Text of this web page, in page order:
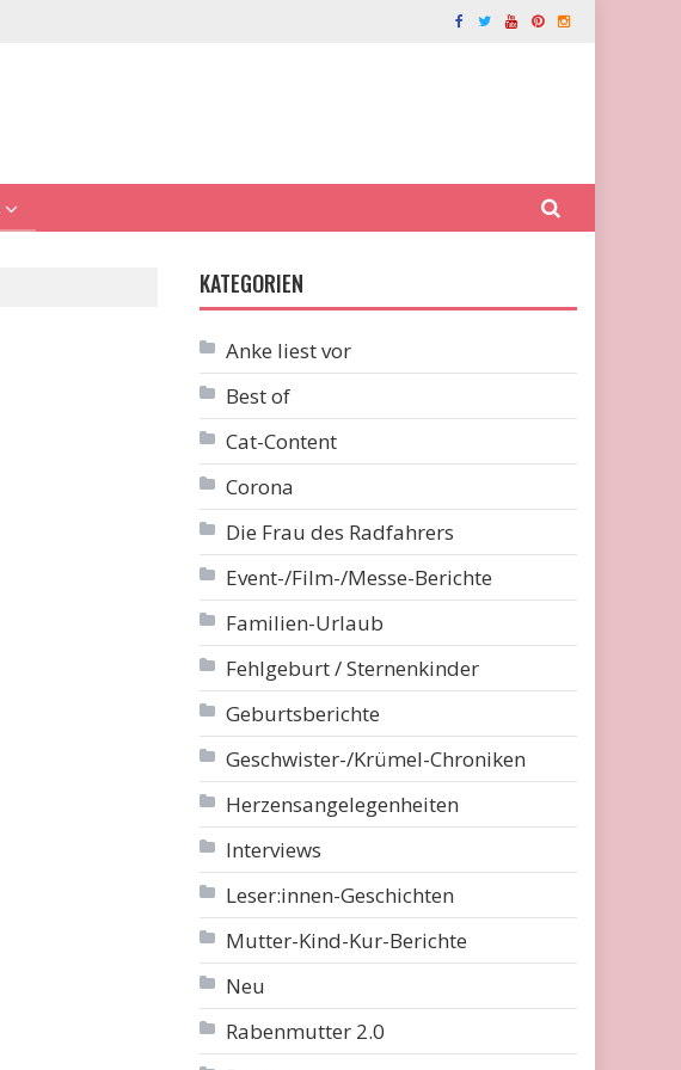
KATEGORIEN
Anke liest vor
Best of
Cat-Content
Corona
Die Frau des Radfahrers
Event-/Film-/Messe-Berichte
Familien-Urlaub
Fehlgeburt / Sternenkinder
Geburtsberichte
Geschwister-/Krümel-Chroniken
Herzensangelegenheiten
Interviews
Leser:innen-Geschichten
Mutter-Kind-Kur-Berichte
Neu
Rabenmutter 2.0